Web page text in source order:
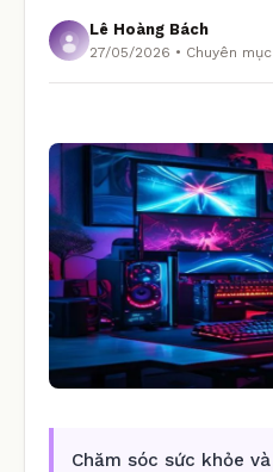
Lê Hoàng Bách
27/05/2026 • Chuyên
Chăm sóc sức khỏe